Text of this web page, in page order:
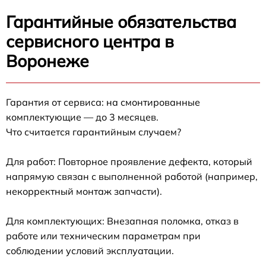
Гарантийные обязательства
сервисного центра в
Воронеже
Гарантия от сервиса: на смонтированные
комплектующие — до 3 месяцев.
Что считается гарантийным случаем?
Для работ: Повторное проявление дефекта, который
напрямую связан с выполненной работой (например,
некорректный монтаж запчасти).
Для комплектующих: Внезапная поломка, отказ в
работе или техническим параметрам при
соблюдении условий эксплуатации.